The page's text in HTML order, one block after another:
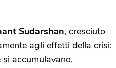
Sudarshan, cresciuto
agli effetti della crisi:
accumulavano,